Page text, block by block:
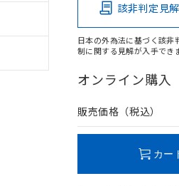
該非判定見
日本の外為法に基づく該非
制に関する見解が入手でき
オンライン購入
販売価格（税込）
カー